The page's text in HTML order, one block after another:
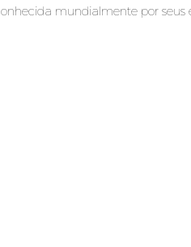
mundialmente por seus